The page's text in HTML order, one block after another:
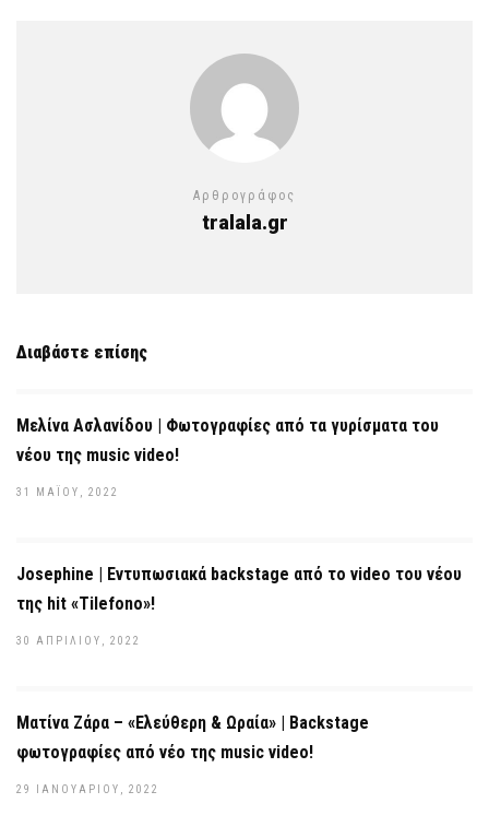
Αρθρογράφος
tralala.gr
Διαβάστε επίσης
Μελίνα Ασλανίδου | Φωτογραφίες από τα γυρίσματα του
νέου της music video!
31 ΜΑΪ́ΟΥ, 2022
Josephine | Εντυπωσιακά backstage από το video του νέου
της hit «Tilefono»!
30 ΑΠΡΙΛΊΟΥ, 2022
Ματίνα Ζάρα – «Ελεύθερη & Ωραία» | Backstage
φωτογραφίες από νέο της music video!
29 ΙΑΝΟΥΑΡΊΟΥ, 2022